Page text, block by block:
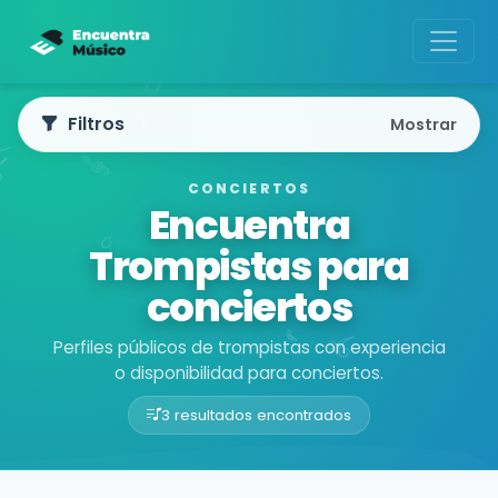
CONCIERTOS
Encuentra
Trompistas para
conciertos
Perfiles públicos de trompistas con experiencia
o disponibilidad para conciertos.
3 resultados encontrados
Buscador de músicos
Filtros Mostrar